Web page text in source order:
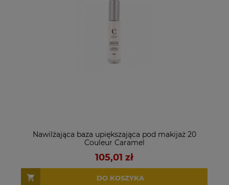
Nawilżająca baza upiększająca pod makijaż 20
Couleur Caramel
105,01 zł
DO KOSZYKA